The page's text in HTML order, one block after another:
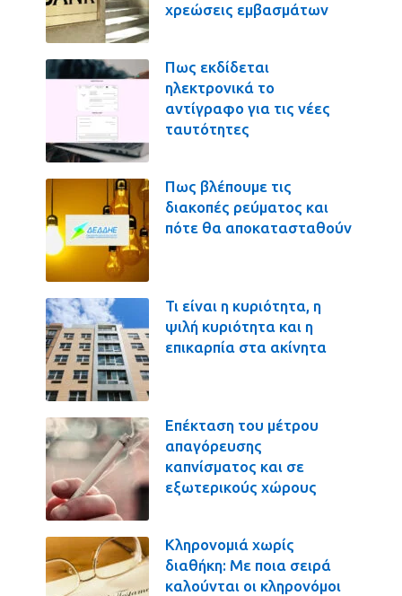
χρεώσεις εμβασμάτων
Πως εκδίδεται
ηλεκτρονικά το
αντίγραφο για τις νέες
ταυτότητες
Πως βλέπουμε τις
διακοπές ρεύματος και
πότε θα αποκατασταθούν
Τι είναι η κυριότητα, η
ψιλή κυριότητα και η
επικαρπία στα ακίνητα
Επέκταση του μέτρου
απαγόρευσης
καπνίσματος και σε
εξωτερικούς χώρους
Κληρονομιά χωρίς
διαθήκη: Με ποια σειρά
καλούνται οι κληρονόμοι